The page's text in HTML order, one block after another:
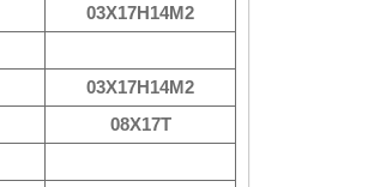
03Х17Н14М2
03Х17Н14М2
08Х17Т